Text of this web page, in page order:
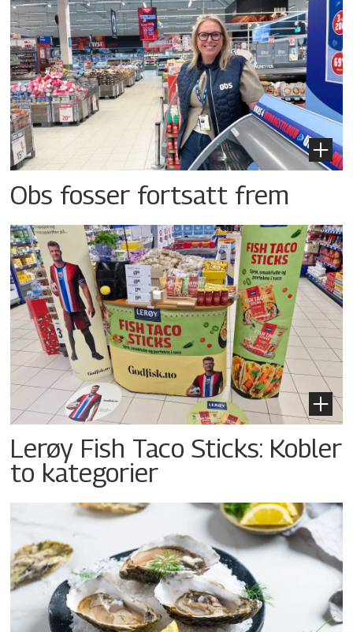
Obs fosser fortsatt frem
Lerøy Fish Taco Sticks: Kobler
to kategorier